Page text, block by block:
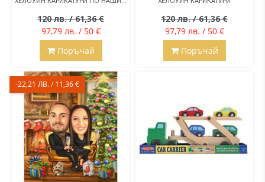
120 лв. / 61,36 €
97,79 лв. / 50 €
Поръчай
120 лв. / 61,36 €
97,79 лв. / 50 €
Поръчай
-22,21 ЛВ. / 11,36 €